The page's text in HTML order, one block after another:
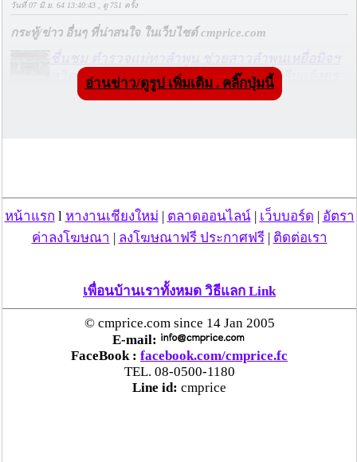
วันที่ 07 มิ.ย. 64 13:40:43 , ดู 751 ครั้ง
กระทู้/ข่าว อื่นๆ ที่น่าสนใจ ในเว็บไซต์ cmprice.com
ชื่นชม ตำรวจแม่ทาลำพูน ช่วยสาวลำพูนเหยื่อมิจฯ
หวิดสูญเงินเกือบสองแสน โชคดีรู้ตัวเร็ว! รีบแจ้งตร.
ประสาน สตช.สายด่วน 1441 อายัดบัญชี-ตามเงินได้
แม่สะเรียง ลุยตรวจ “สกุชชี่“ ของเล่นอันตราย พบไร้
“ลาว” ส่ง “24 คนไทย” กลับประเทศผ่านด่าน
เชียงของ เพื่อดำเนินการตามกฎหมาย พบส่วนใหญ่มี
เอี่ยวแก๊งคอลเซ็นเตอร์
“ตรีนุช” เปิดตัวระบบ “e-WorkPermit” ลงทะเบียน
อ่านข่าว/ดูรูป เพิ่มเติม . คลิ๊กปุ่มนี้
หน้าแรก l หางานเชียงใหม่ ตลาดออนไลน์| เว็บบอร์ด
อัตรา
ค่าลงโฆษณา
ลงโฆษณาฟรี ประกาศฟรี| ติดต่อเรา
เพื่อนบ้านเราทั้งหมด วิธีแลก Link
© cmprice.com since 14 Jan 2005
E-mail:
FaceBook : facebook.com/cmprice.fc
TEL. 08-0500-1180
Line id: cmprice